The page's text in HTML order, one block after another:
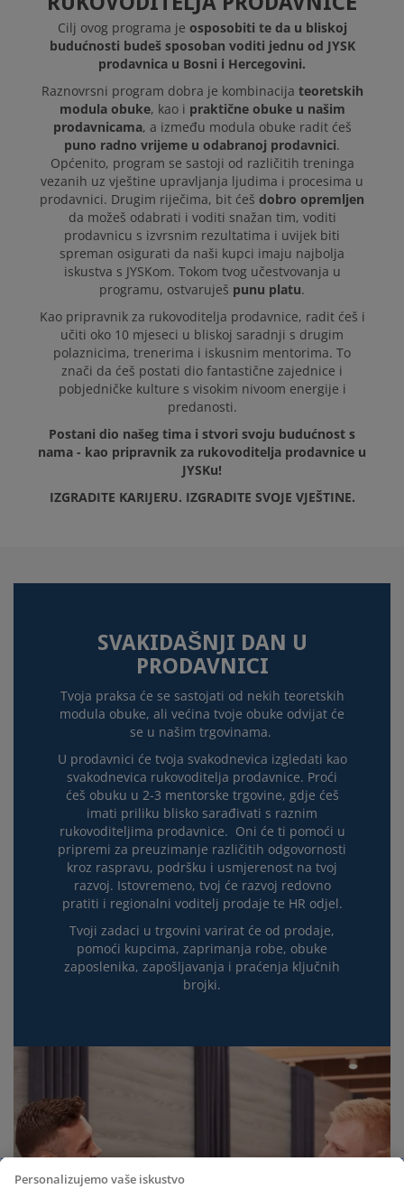
Cilj ovog programa je osposobiti te da u bliskoj
budućnosti budeš sposoban voditi jednu od JYSK
prodavnica u Bosni i Hercegovini.
Raznovrsni program dobra je kombinacija teoretskih
modula obuke, kao i praktične obuke u našim
prodavnicama, a između modula obuke radit ćeš
puno radno vrijeme u odabranoj prodavnici.
Općenito, program se sastoji od različitih treninga
vezanih uz vještine upravljanja ljudima i procesima u
prodavnici. Drugim riječima, bit ćeš dobro opremljen
da možeš odabrati i voditi snažan tim, voditi
prodavnicu s izvrsnim rezultatima i uvijek biti
spreman osigurati da naši kupci imaju najbolja
iskustva s JYSKom. Tokom tvog učestvovanja u
programu, ostvaruješ punu platu.
Kao pripravnik za rukovoditelja prodavnice, radit ćeš i
učiti oko 10 mjeseci u bliskoj saradnji s drugim
polaznicima, trenerima i iskusnim mentorima. To
znači da ćeš postati dio fantastične zajednice i
pobjedničke kulture s visokim nivoom energije i
predanosti.
Postani dio našeg tima i stvori svoju budućnost s
nama - kao pripravnik za rukovoditelja prodavnice u
JYSKu!
IZGRADITE KARIJERU. IZGRADITE SVOJE VJEŠTINE.
SVAKIDAŠNJI DAN U
PRODAVNICI
Tvoja praksa će se sastojati od nekih teoretskih
modula obuke, ali većina tvoje obuke odvijat će
se u našim trgovinama.
U prodavnici će tvoja svakodnevica izgledati kao
svakodnevica rukovoditelja prodavnice. Proći
ćeš obuku u 2-3 mentorske trgovine, gdje ćeš
imati priliku blisko sarađivati s raznim
rukovoditeljima prodavnice. Oni će ti pomoći u
pripremi za preuzimanje različitih odgovornosti
kroz raspravu, podršku i usmjerenost na tvoj
razvoj. Istovremeno, tvoj će razvoj redovno
pratiti i regionalni voditelj prodaje te HR odjel.
Tvoji zadaci u trgovini varirat će od prodaje,
pomoći kupcima, zaprimanja robe, obuke
zaposlenika, zapošljavanja i praćenja ključnih
brojki.
Personalizujemo vaše iskustvo